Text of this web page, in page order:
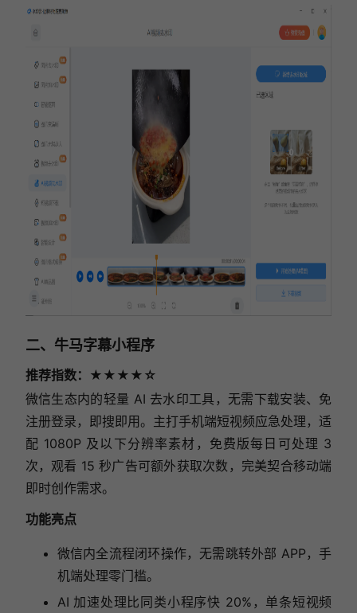
二、牛马字幕小程序
推荐指数：★★★★☆
微信生态内的轻量 AI 去水印工具，无需下载安装、免
注册登录，即搜即用。主打手机端短视频应急处理，适
配 1080P 及以下分辨率素材，免费版每日可处理 3
次，观看 15 秒广告可额外获取次数，完美契合移动端
即时创作需求。
功能亮点
微信内全流程闭环操作，无需跳转外部 APP，手
机端处理零门槛。
AI 加速处理比同类小程序快 20%，单条短视频